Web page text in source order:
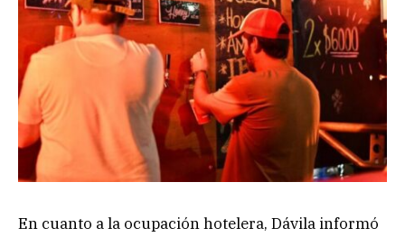
En cuanto a la ocupación hotelera, Dávila informó